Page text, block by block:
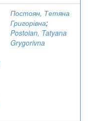
Постоян, Тетяна
Григорівна;
Postoian, Tatyana
Grygorivna